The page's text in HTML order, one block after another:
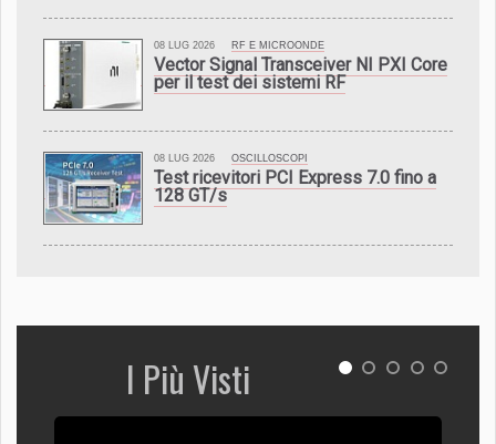
08 LUG 2026 RF E MICROONDE
Vector Signal Transceiver NI PXI Core
per il test dei sistemi RF
08 LUG 2026 OSCILLOSCOPI
Test ricevitori PCI Express 7.0 fino a
128 GT/s
I Più Visti